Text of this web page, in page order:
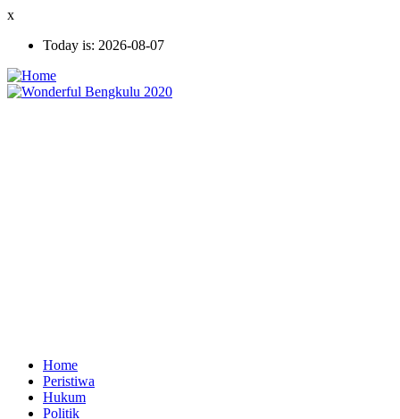
Skip
main
x
Today is: 2026-08-07
Ekonomi
Home
Peristiwa
Hukum
Politik